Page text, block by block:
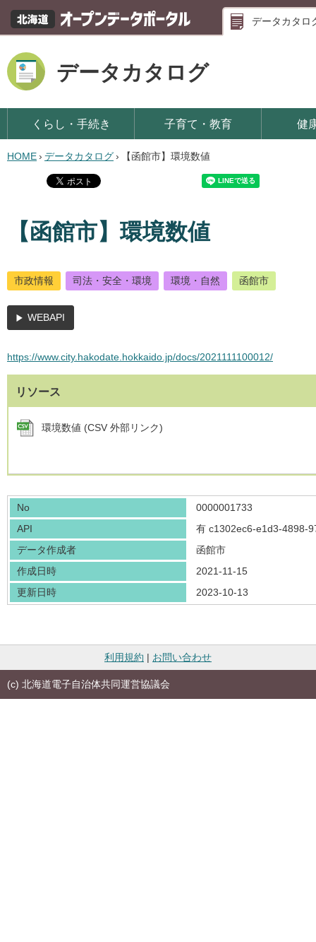
データカタロ
データカタログ
くらし・手続き 子育て・教育 健
HOME› データカタログ› 【函館市】環境数値
【函館市】環境数値
市政情報 司法・安全・環境 環境・自然 函館市
WEBAPI
https://www.city.hakodate.hokkaido.jp/docs/2021111100012/
リソース
環境数値 (CSV 外部リンク)
No
0000001733
API
有 c1302ec6-e1d3-4898-
データ作成者
函館市
作成日時
2021-11-15
更新日時
2023-10-13
利用規約 | お問い合わせ
(c) 北海道電子自治体共同運営協議会